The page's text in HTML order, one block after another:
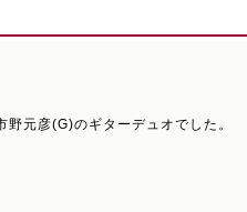
野元彦(G)のギターデュオでした。